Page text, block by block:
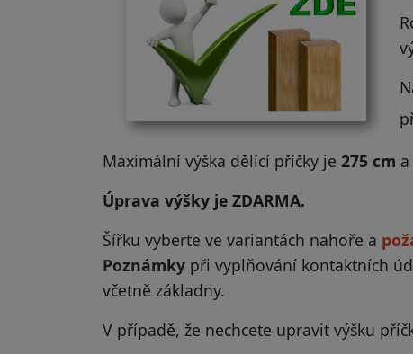
Maximální výška dělící příčky je 275 cm
Úprava výšky je ZDARMA.
Šířku vyberte ve variantách nahoře a
Poznámky při vyplňování kontaktních
včetně základny.
V případě, že nechcete upravit výšku